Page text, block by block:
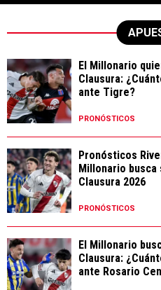
El Millonario
Clausura:
ante Tigre?
PRONÓSTICOS
Pronósticos
Millonario
Clausura 2026
PRONÓSTICOS
El Millonario
Clausura:
ante Rosario